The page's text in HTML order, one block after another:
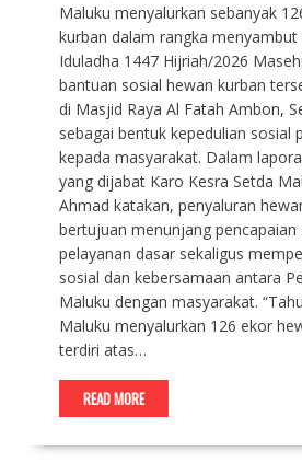
Maluku menyalurkan sebanyak
kurban dalam rangka menyambut
Iduladha 1447 Hijriah/2026
bantuan sosial hewan kurban
di Masjid Raya Al Fatah Ambon,
sebagai bentuk kepedulian sosial
kepada masyarakat. Dalam
yang dijabat Karo Kesra Setda
Ahmad katakan, penyaluran
bertujuan menunjang
pelayanan dasar sekaligus
sosial dan kebersamaan antara
Maluku dengan masyarakat.
Maluku menyalurkan 126 ekor
terdiri atas…
READ MORE